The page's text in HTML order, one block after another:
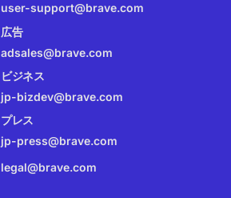
user-support@brave.com
広告
adsales@brave.com
ビジネス
jp-bizdev@brave.com
プレス
jp-press@brave.com
legal@brave.com